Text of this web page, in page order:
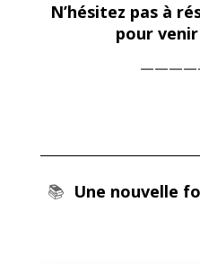
N’hésitez pas à
pour
📚 Une nouvelle